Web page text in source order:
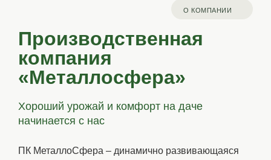
О КОМПАНИИ
Производственная
компания
«Металлосфера»
Хороший урожай и комфорт на даче
начинается с нас
ПК МеталлоСфера – динамично развивающаяся